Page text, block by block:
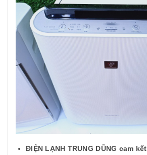
ĐIỆN LẠNH TRUNG DŨNG cam kết